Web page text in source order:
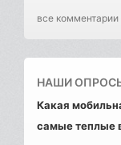
все комментарии
НАШИ
Какая
самые теплые